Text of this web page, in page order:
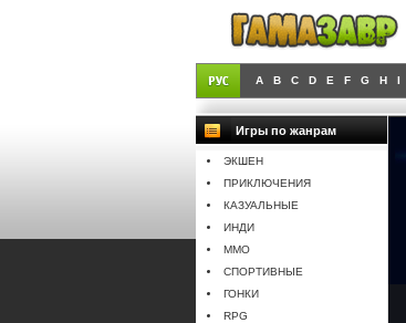
A B C D E F G H I
Игры по жанрам
ЭКШЕН
ПРИКЛЮЧЕНИЯ
КАЗУАЛЬНЫЕ
ИНДИ
MMO
СПОРТИВНЫЕ
ГОНКИ
RPG